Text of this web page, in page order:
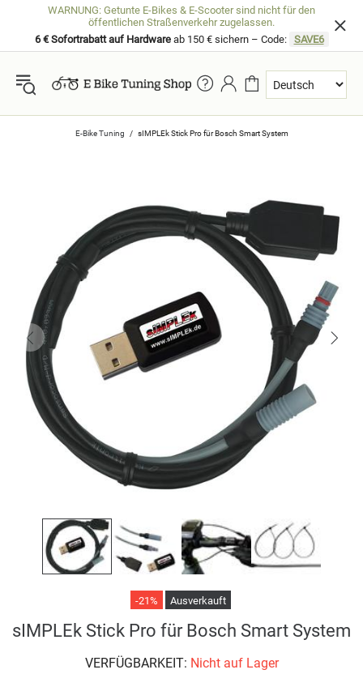
WARNUNG: Getunte E-Bikes & E-Scooter sind nicht für den
öffentlichen Straßenverkehr zugelassen.
6 € Sofortrabatt auf Hardwareab 150 € sichern – Code: SAVE6
E-Bike Tuning sIMPLEk Stick Pro für Bosch Smart System
-21% Ausverkauft
sIMPLEk Stick Pro für Bosch Smart System
VERFÜGBARKEIT: Nicht auf Lager